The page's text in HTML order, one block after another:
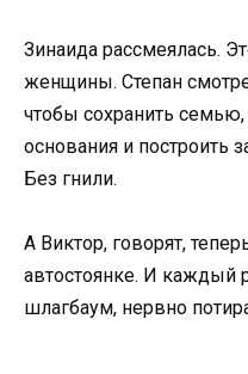
Зинаида рассмеялась.
женщины. Степан
чтобы сохранить
основания и построить
Без гнили.
А Виктор, говорят,
автостоянке. И каждый
шлагбаум, нервно